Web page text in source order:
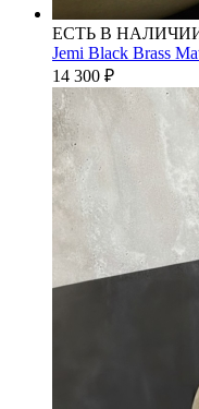
ЕСТЬ В
Jemi Black Brass
14 300 ₽